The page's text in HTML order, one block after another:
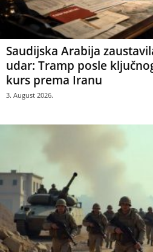
Saudijska Arabija
udar: Tramp posle
kurs prema Iranu
3. August 2026.